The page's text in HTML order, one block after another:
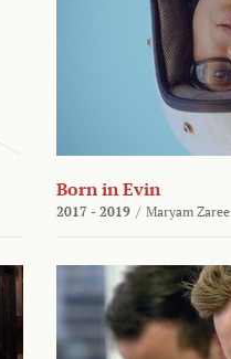
Born in Evin
2017 - 2019 / Maryam Zaree